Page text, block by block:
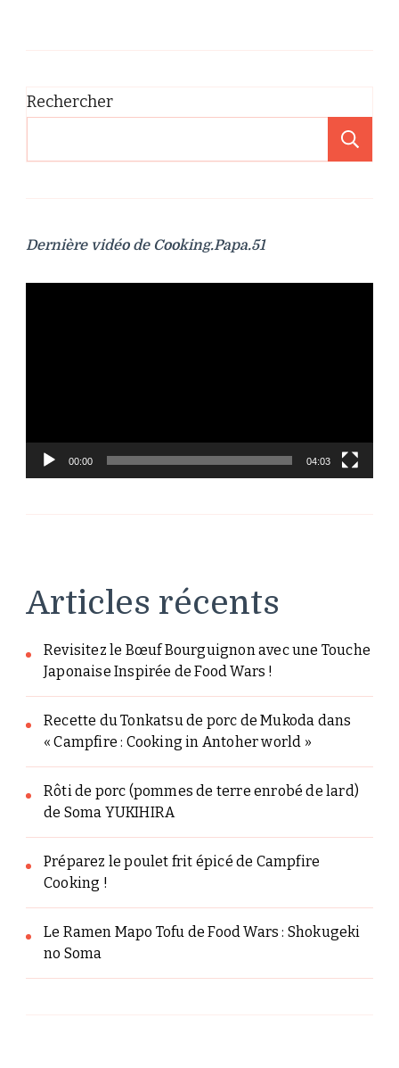
Rechercher
Dernière vidéo de Cooking.Papa.51
00:00 04:03
Articles récents
Revisitez le Bœuf Bourguignon avec une Touche
Japonaise Inspirée de Food Wars !
Recette du Tonkatsu de porc de Mukoda dans
« Campfire : Cooking in Antoher world »
Rôti de porc (pommes de terre enrobé de lard)
de Soma YUKIHIRA
Préparez le poulet frit épicé de Campfire
Cooking !
Le Ramen Mapo Tofu de Food Wars : Shokugeki
no Soma